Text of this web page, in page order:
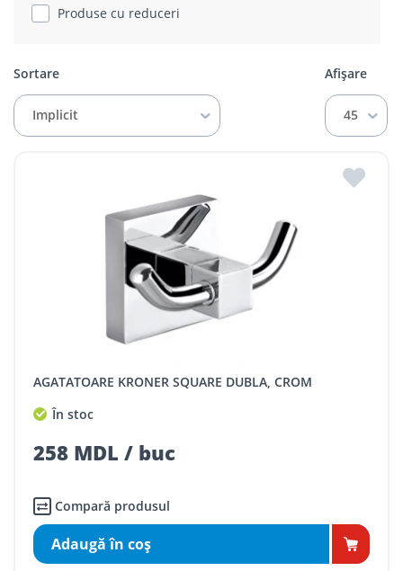
Produse cu reduceri
Sortare
Implicit
Afișare
45
AGATATOARE KRONER SQUARE DUBLA, CROM
În stoc
258 MDL / buc
Compară produsul
Adaugă în coş